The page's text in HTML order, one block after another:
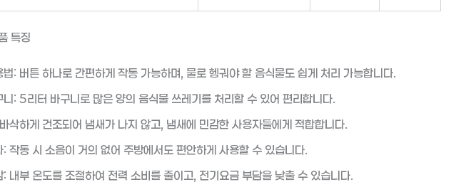
특징
법: 버튼 하나로 간편하게 작동 가능하며, 물로 헹궈야 할 음식물도 쉽게 처리 가능합니다.
니: 5리터 바구니로 많은 양의 음식물 쓰레기를 처리할 수 있어 편리합니다.
삭하게 건조되어 냄새가 나지 않고, 냄새에 민감한 사용자들에게 적합합니다.
작동 시 소음이 거의 없어 주방에서도 편안하게 사용할 수 있습니다.
: 내부 온도를 조절하여 전력 소비를 줄이고, 전기요금 부담을 낮출 수 있습니다.